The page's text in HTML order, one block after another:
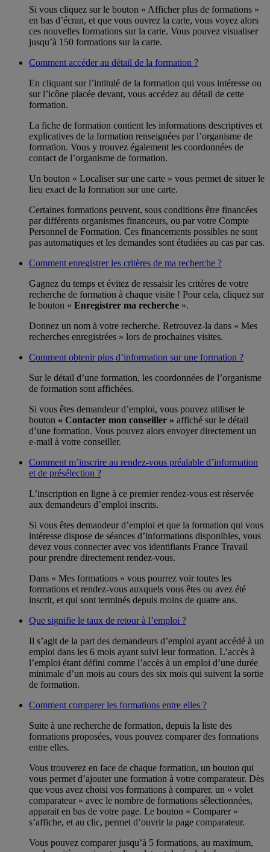
Si vous cliquez sur le bouton « Afficher plus de formations »
en bas d’écran, et que vous ouvrez la carte, vous voyez alors
ces nouvelles formations sur la carte. Vous pouvez visualiser
jusqu’à 150 formations sur la carte.
Comment accéder au détail de la formation ?
En cliquant sur l’intitulé de la formation qui vous intéresse ou
sur l’icône placée devant, vous accédez au détail de cette
formation.
La fiche de formation contient les informations descriptives et
explicatives de la formation renseignées par l’organisme de
formation. Vous y trouvez également les coordonnées de
contact de l’organisme de formation.
Un bouton « Localiser sur une carte » vous permet de situer le
lieu exact de la formation sur une carte.
Certaines formations peuvent, sous conditions être financées
par différents organismes financeurs, ou par votre Compte
Personnel de Formation. Ces financements possibles ne sont
pas automatiques et les demandes sont étudiées au cas par cas.
Comment enregistrer les critères de ma recherche ?
Gagnez du temps et évitez de ressaisir les critères de votre
recherche de formation à chaque visite ! Pour cela, cliquez sur
le bouton « Enregistrer ma recherche ».
Donnez un nom à votre recherche. Retrouvez-la dans « Mes
recherches enregistrées » lors de prochaines visites.
Comment obtenir plus d’information sur une formation ?
Sur le détail d’une formation, les coordonnées de l’organisme
de formation sont affichées.
Si vous êtes demandeur d’emploi, vous pouvez utiliser le
bouton « Contacter mon conseiller » affiché sur le détail
d’une formation. Vous pouvez alors envoyer directement un
e-mail à votre conseiller.
Comment m’inscrire au rendez-vous préalable d’information
et de présélection ?
L’inscription en ligne à ce premier rendez-vous est réservée
aux demandeurs d’emploi inscrits.
Si vous êtes demandeur d’emploi et que la formation qui vous
intéresse dispose de séances d’informations disponibles, vous
devez vous connecter avec vos identifiants France Travail
pour prendre directement rendez-vous.
Dans « Mes formations » vous pourrez voir toutes les
formations et rendez-vous auxquels vous êtes ou avez été
inscrit, et qui sont terminés depuis moins de quatre ans.
Que signifie le taux de retour à l’emploi ?
Il s’agit de la part des demandeurs d’emploi ayant accédé à un
emploi dans les 6 mois ayant suivi leur formation. L’accès à
l’emploi étant défini comme l’accès à un emploi d’une durée
minimale d’un mois au cours des six mois qui suivent la sortie
de formation.
Comment comparer les formations entre elles ?
Suite à une recherche de formation, depuis la liste des
formations proposées, vous pouvez comparer des formations
entre elles.
Vous trouverez en face de chaque formation, un bouton qui
vous permet d’ajouter une formation à votre comparateur. Dès
que vous avez choisi vos formations à comparer, un « volet
comparateur » avec le nombre de formations sélectionnées,
apparait en bas de votre page. Le bouton « Comparer »
s’affiche, et au clic, permet d’ouvrir la page comparateur.
Vous pouvez comparer jusqu’à 5 formations, au maximum,